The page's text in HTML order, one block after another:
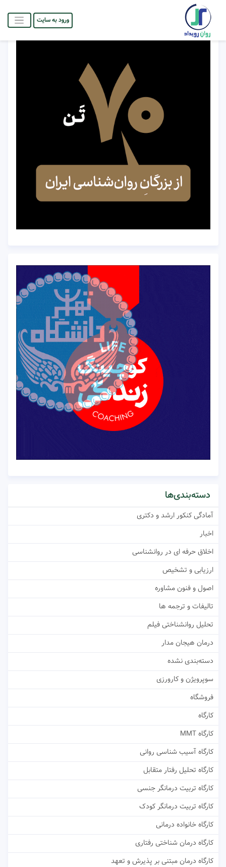
ورود به سایت
دسته‌بندی‌ها
آمادگی کنکور ارشد و دکتری
اخبار
اخلاق حرفه ای در روانشناسی
ارزیابی و تشخیص
اصول و فنون مشاوره
تالیفات و ترجمه ها
تحلیل روانشناختی فیلم
درمان هیجان مدار
دسته‌بندی نشده
سوپرویژن و کارورزی
فروشگاه
کارگاه
کارگاه MMT
کارگاه آسیب شناسی روانی
کارگاه تحلیل رفتار متقابل
کارگاه تربیت درمانگر جنسی
کارگاه تربیت درمانگر کودک
کارگاه خانواده درمانی
کارگاه درمان شناختی رفتاری
کارگاه درمان مبتنی بر پذیرش و تعهد